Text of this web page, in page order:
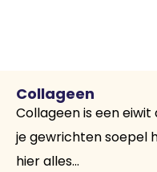
Collageen
Collageen is een
je gewrichten soepel
hier alles...